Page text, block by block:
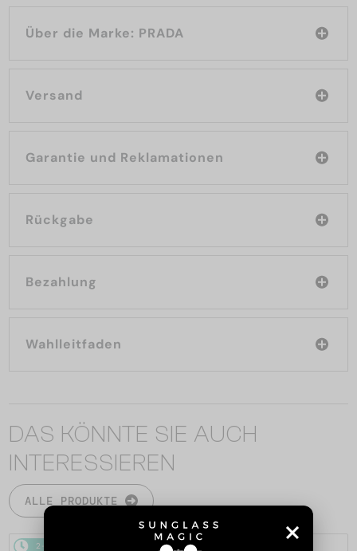
Über die Marke: PRADA
Versand
Garantie und Reklamationen
Rückgabe
Bezahlung
Wahlleitfaden
DAS KÖNNTE SIE AUCH
INTERESSIEREN
ALLE PRODUKTE
2-4 WERKTAGE